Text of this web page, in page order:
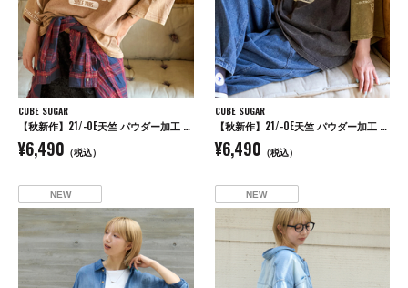
CUBE SUGAR
【秋新作】21/-OE天竺 パウダー加工 ラグラン 6分袖 ロゴプリント Tシャツ
¥6,490 （税込）
CUBE SUGAR
【秋新作】21/-OE天竺 パウダー加工 ラグラン 6分袖 ロゴプリント Tシャツ
¥6,490 （税込）
NEW NEW